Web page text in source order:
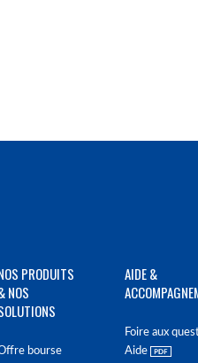
PRODUITS
NOS
bourse
AIDE &
Foire aux
Aide